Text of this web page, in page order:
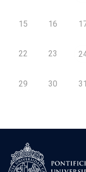
15 16
22 23
29 30 31